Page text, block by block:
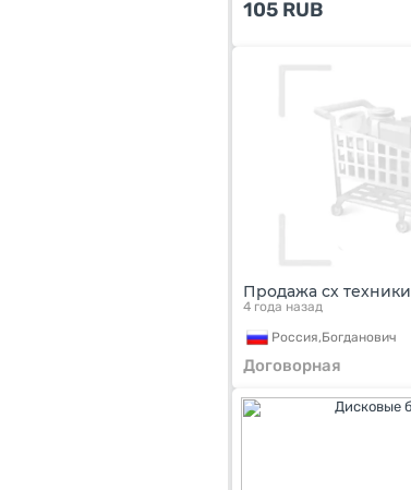
105 RUB
Продажа сх техники
4 года назад
Россия,Богданович
Договорная